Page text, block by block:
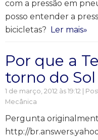
com a pressão em
posso entender a
bicicletas? Ler mais»
Por que a
torno do
1 de março, 2012 às 19:12 |
Mecânica
Pergunta
http://